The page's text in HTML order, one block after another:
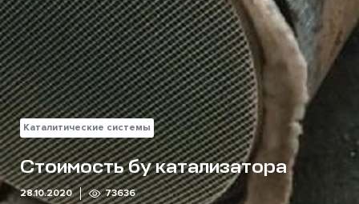
Каталитические системы
Стоимость бу катализатора
28.10.2020 73636